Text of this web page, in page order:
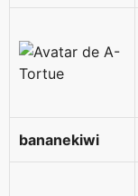
bananekiwi